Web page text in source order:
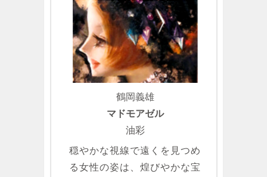
鶴岡義雄
マドモアゼル
油彩
穏やかな視線で遠くを見つめ
る女性の姿は、煌びやかな宝